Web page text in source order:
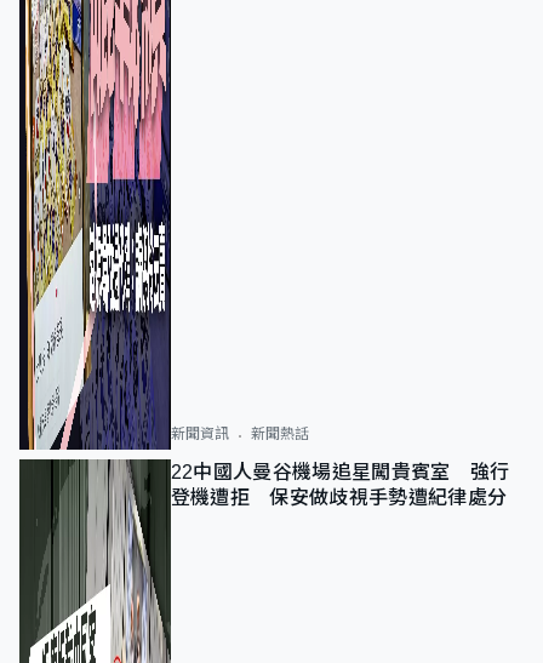
新聞資訊 新聞熱話
22中國人曼谷機場追星闖貴賓室 強行
登機遭拒 保安做歧視手勢遭紀律處分